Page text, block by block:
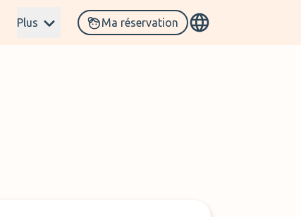
Plus Ma réservation